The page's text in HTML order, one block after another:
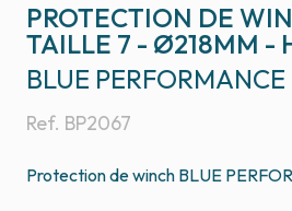
PROTECTION DE
TAILLE 7 - Ø218MM -
Ref. BP2067
BLUE PERFORMANCE
Protection de winch BLUE